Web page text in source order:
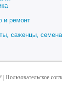
и ремонт
саженцы, семена
| Пользовательское